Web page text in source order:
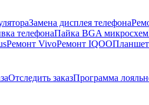
Замена дисплея телефона
телефонаПайка BGA микросхем
Ремонт VivoРемонт IQOO
Отследить заказПрограмма